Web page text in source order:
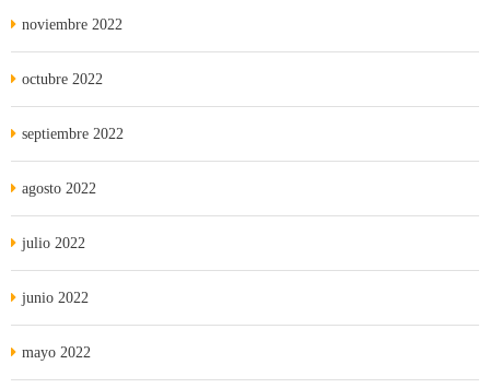
noviembre 2022
octubre 2022
septiembre 2022
agosto 2022
julio 2022
junio 2022
mayo 2022